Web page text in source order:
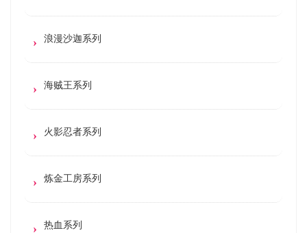
浪漫沙迦系列
海贼王系列
火影忍者系列
炼金工房系列
热血系列